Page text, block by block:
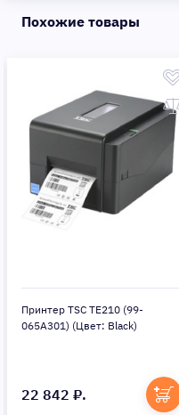
Похожие товары
Принтер TSC TE210 (99-
065A301) (Цвет: Black)
22 842 ₽.